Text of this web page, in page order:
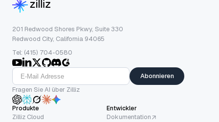
201 Redwood Shores Pkwy, Suite 330
Redwood City, California 94065
Tel: (415) 704-0580
Abonnieren
Fragen Sie AI über Zilliz
Produkte
Zilliz Cloud
Entwickler
Dokumentation